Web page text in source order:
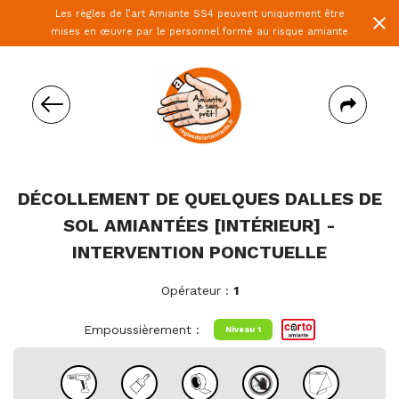
Les règles de l’art Amiante SS4 peuvent uniquement être
mises en œuvre par le personnel formé au risque amiante
DÉCOLLEMENT DE QUELQUES DALLES DE
SOL AMIANTÉES [INTÉRIEUR] -
INTERVENTION PONCTUELLE
Opérateur : 1
Empoussièrement : Niveau 1